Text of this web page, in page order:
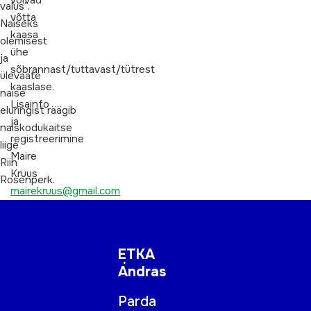
valus”.
Naiseks
olemisest
ja
ülevaate
naise
eluringist räägib
naiskodukaitse
liige
Riin
Rosenperk.
võtta
kaasa
ühe
sõbrannast/tuttavast/tütrest
kaaslase.
Lisainfo
ja
registreerimine
Maire
Kruus
mairekruus@gmail.com
ETKA
Andras
Parda